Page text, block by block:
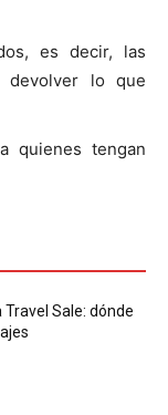
es decir, las
devolver lo que
quienes tengan
Sale: dónde